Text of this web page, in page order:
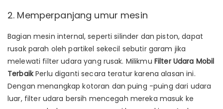
2. Memperpanjang umur mesin
Bagian mesin internal, seperti silinder dan piston, dapat
rusak parah oleh partikel sekecil sebutir garam jika
melewati filter udara yang rusak. Milikmu Filter Udara Mobil
TerbaikPerlu diganti secara teratur karena alasan ini.
Dengan menangkap kotoran dan puing -puing dari udara
luar, filter udara bersih mencegah mereka masuk ke